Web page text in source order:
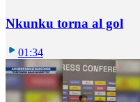
Nkunku torna al gol
01:34